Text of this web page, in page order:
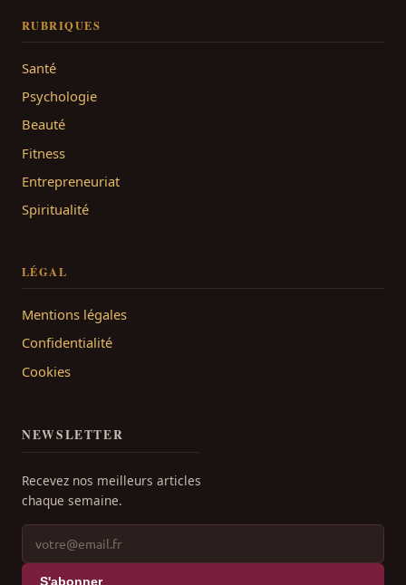
RUBRIQUES
Santé
Psychologie
Beauté
Fitness
Entrepreneuriat
Spiritualité
LÉGAL
Mentions légales
Confidentialité
Cookies
NEWSLETTER
Recevez nos meilleurs articles
chaque semaine.
S'abonner